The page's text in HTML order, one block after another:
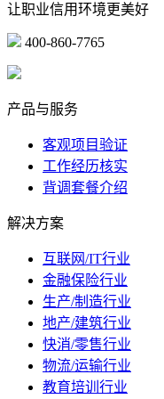
让职业信用环境更美好
400-860-7765
产品与服务
客观项目验证
工作经历核实
背调套餐介绍
解决方案
互联网/IT行业
金融保险行业
生产/制造行业
地产/建筑行业
快消/零售行业
物流/运输行业
教育培训行业